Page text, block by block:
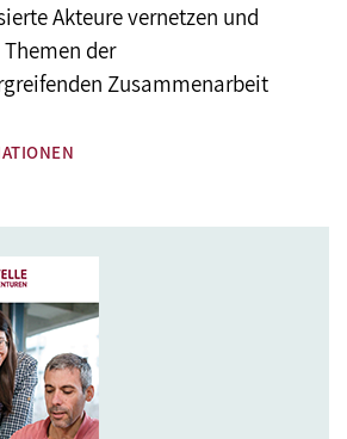
Akteure vernetzen und
der
Zusammenarbeit